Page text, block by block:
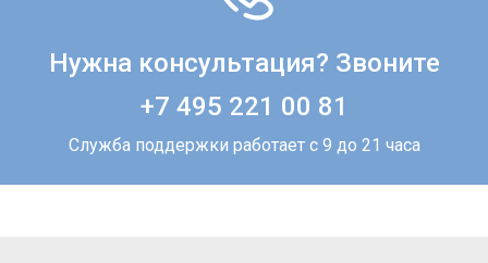
Нужна консультация? Звоните
+7 495 221 00 81
Служба поддержки работает с 9 до 21 часа